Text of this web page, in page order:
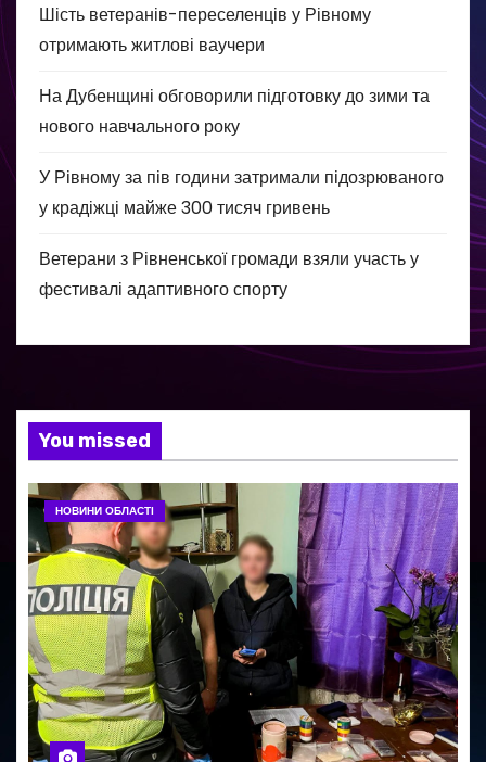
Шість ветеранів-переселенців у Рівному
отримають житлові ваучери
На Дубенщині обговорили підготовку до зими та
нового навчального року
У Рівному за пів години затримали підозрюваного
у крадіжці майже 300 тисяч гривень
Ветерани з Рівненської громади взяли участь у
фестивалі адаптивного спорту
You missed
НОВИНИ ОБЛАСТІ